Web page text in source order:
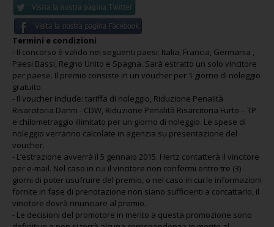
Termini e condizioni
- Il concorso è valido nei seguenti paesi: Italia, Francia, Germania ,
Paesi Bassi, Regno Unito e Spagna. Sarà estratto un solo vincitore
per paese. Il premio consiste in un voucher per 1 giorno di noleggio
gratuito.
- Il voucher include: tariffa di noleggio, Riduzione Penalità
Risarcitoria Danni - CDW, Riduzione Penalità Risarcitoria Furto – TP
e chilometraggio illimitato per un giorno di noleggio. Le spese di
noleggio verranno calcolate in agenzia su presentazione del
voucher.
- L’estrazione avverrà il 5 gennaio 2015. Hertz contatterà il vincitore
per e-mail. Nel caso in cui il vincitore non confermi entro tre (3)
giorni di poter usufruire del premio, o nel caso in cui le informazioni
fornite in fase di prenotazione non siano sufficienti a contattarlo, il
vincitore dovrà rinunciare al premio.
- Le decisioni del promotore in merito a questa promozione sono